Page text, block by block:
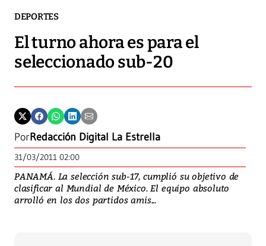
DEPORTES
El turno ahora es para el
seleccionado sub-20
PorRedacción Digital La Estrella
31/03/2011 02:00
PANAMÁ. La selección sub-17, cumplió su objetivo de
clasificar al Mundial de México. El equipo absoluto
arrolló en los dos partidos amis...